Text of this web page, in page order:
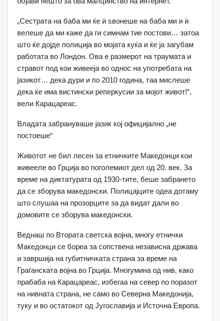
„Сестрата на баба ми ќе ѝ ѕвонеше на баба ми и ѝ
велеше да ми каже да ги симнам тие постови… затоа
што ќе дојде полиција во мојата куќа и ќе ја загубам
работата во Лондон. Ова е размерот на траумата и
стравот под кои живееја во однос на употребата на
јазикот… дека дури и по 2010 година, таа мислеше
дека ќе има вистински реперкусии за мојот живот!“,
вели Карацареас.
Владата забрануваше јазик кој официјално „не
постоеше“
Животот не бил лесен за етничките Македонци кои
живееле во Грција во поголемиот дел од 20. век. За
време на диктатурата од 1930-тите, беше забрането
да се зборува македонски. Полицајците одеа дотаму
што слушаа на прозорците за да видат дали во
домовите се зборува македонски.
Веднаш по Втората светска војна, многу етнички
Македонци се бореа за сопствена независна држава
и завршија на губитничката страна за време на
Граѓанската војна во Грција. Многумина од нив, како
прабаба на Карацареас, избегаа на север по поразот
на нивната страна, не само во Северна Македонија,
туку и во остатокот од Југославија и Источна Европа.